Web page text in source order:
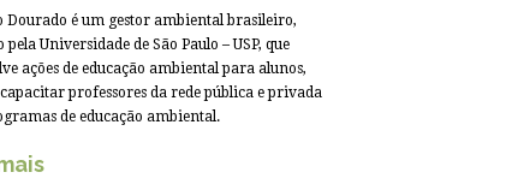
Dourado é um gestor ambiental brasileiro,
Universidade de São Paulo – USP, que
ações de educação ambiental para alunos,
professores da rede pública e privada
de educação ambiental.